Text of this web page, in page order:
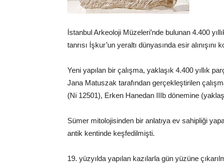
İstanbul Arkeoloji Müzeleri’nde bulunan 4.400
tanrısı İşkur’un yeraltı dünyasında esir alınışını
Yeni yapılan bir çalışma, yaklaşık 4.400 yıllık
Jana Matuszak tarafından gerçekleştirilen
(Ni 12501), Erken Hanedan IIIb dönemine
Sümer mitolojisinden bir anlatıya ev sahipliği
antik kentinde keşfedilmişti.
19. yüzyılda yapılan kazılarla gün yüzüne